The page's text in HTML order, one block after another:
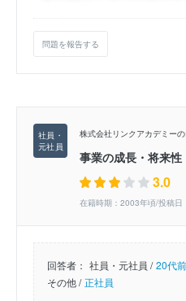
問題を報告する
株式会社リンクアカデミー
事業の成長・将来性
3.0
在籍時期：2003年頃/投稿
回答者： 社員・元社員 / 20代
その他 / 正社員